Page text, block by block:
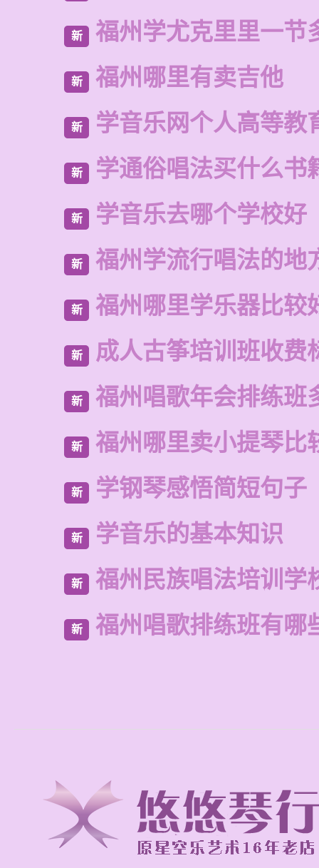
新 福州学尤克里里一节
新 福州哪里有卖吉他
新 学音乐网个人高等教
新 学通俗唱法买什么书
新 学音乐去哪个学校好
新 福州学流行唱法的地
新 福州哪里学乐器比较
新 成人古筝培训班收费
新 福州唱歌年会排练班
新 福州哪里卖小提琴比
新 学钢琴感悟简短句子
新 学音乐的基本知识
新 福州民族唱法培训学
新 福州唱歌排练班有哪